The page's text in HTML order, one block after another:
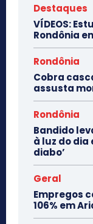
Destaques
VÍDEOS:
Rondônia
Rondônia
Cobra
assusta
Rondônia
Bandido
à luz do dia
diabo’
Geral
Empregos
106% em